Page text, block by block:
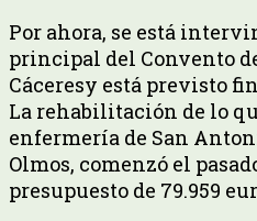
Por ahora, se está
principal del Convento
Cáceresy está previsto
La rehabilitación de lo
enfermería de San
Olmos, comenzó el
presupuesto de 79.959